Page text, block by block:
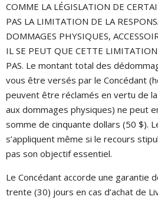
COMME LA LÉGISLATION DE
PAS LA LIMITATION DE LA
DOMMAGES PHYSIQUES,
IL SE PEUT QUE CETTE
PAS. Le montant total des
vous être versés par le Concédant
peuvent être réclamés en vertu de
aux dommages physiques) ne peut
somme de cinquante dollars (50 $).
s’appliquent même si le recours
pas son objectif essentiel.
Le Concédant accorde une garantie
trente (30) jours en cas d’achat de